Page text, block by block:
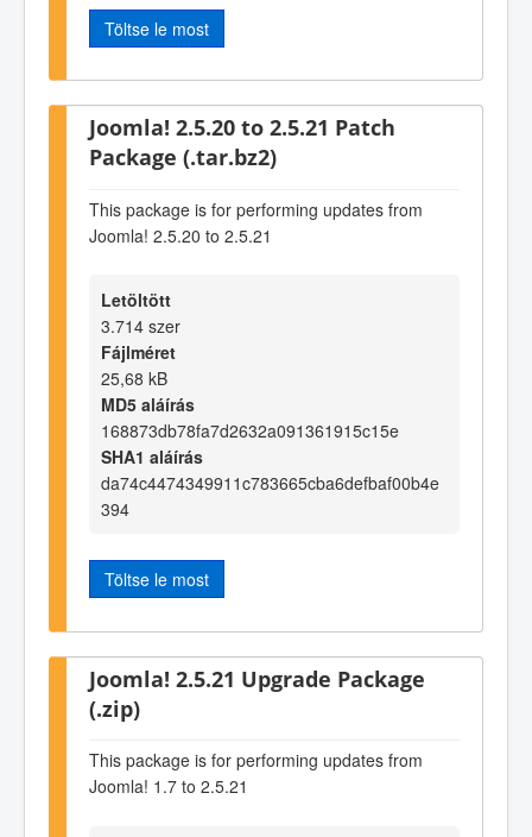
Töltse le most
Joomla! 2.5.20 to 2.5.21 Patch
Package (.tar.bz2)
This package is for performing updates from
Joomla! 2.5.20 to 2.5.21
Letöltött
3.714 szer
Fájlméret
25,68 kB
MD5 aláírás
168873db78fa7d2632a091361915c15e
SHA1 aláírás
da74c4474349911c783665cba6defbaf00b4e
394
Töltse le most
Joomla! 2.5.21 Upgrade Package
(.zip)
This package is for performing updates from
Joomla! 1.7 to 2.5.21